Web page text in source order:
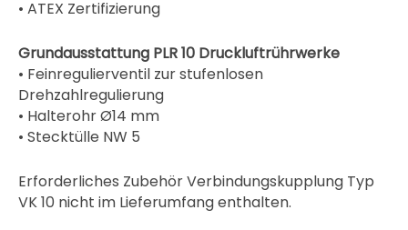
• ATEX Zertifizierung
Grundausstattung PLR 10 Druckluftrührwerke
• Feinregulierventil zur stufenlosen
Drehzahlregulierung
• Halterohr Ø14 mm
• Stecktülle NW 5
Erforderliches Zubehör Verbindungskupplung Typ
VK 10 nicht im Lieferumfang enthalten.